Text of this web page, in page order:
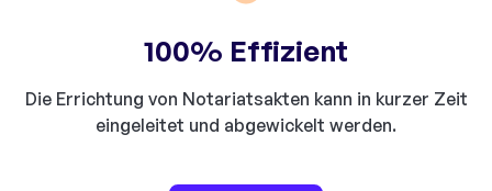
100% Effizient
Die Errichtung von Notariatsakten kann in kurzer Zeit
eingeleitet und abgewickelt werden.